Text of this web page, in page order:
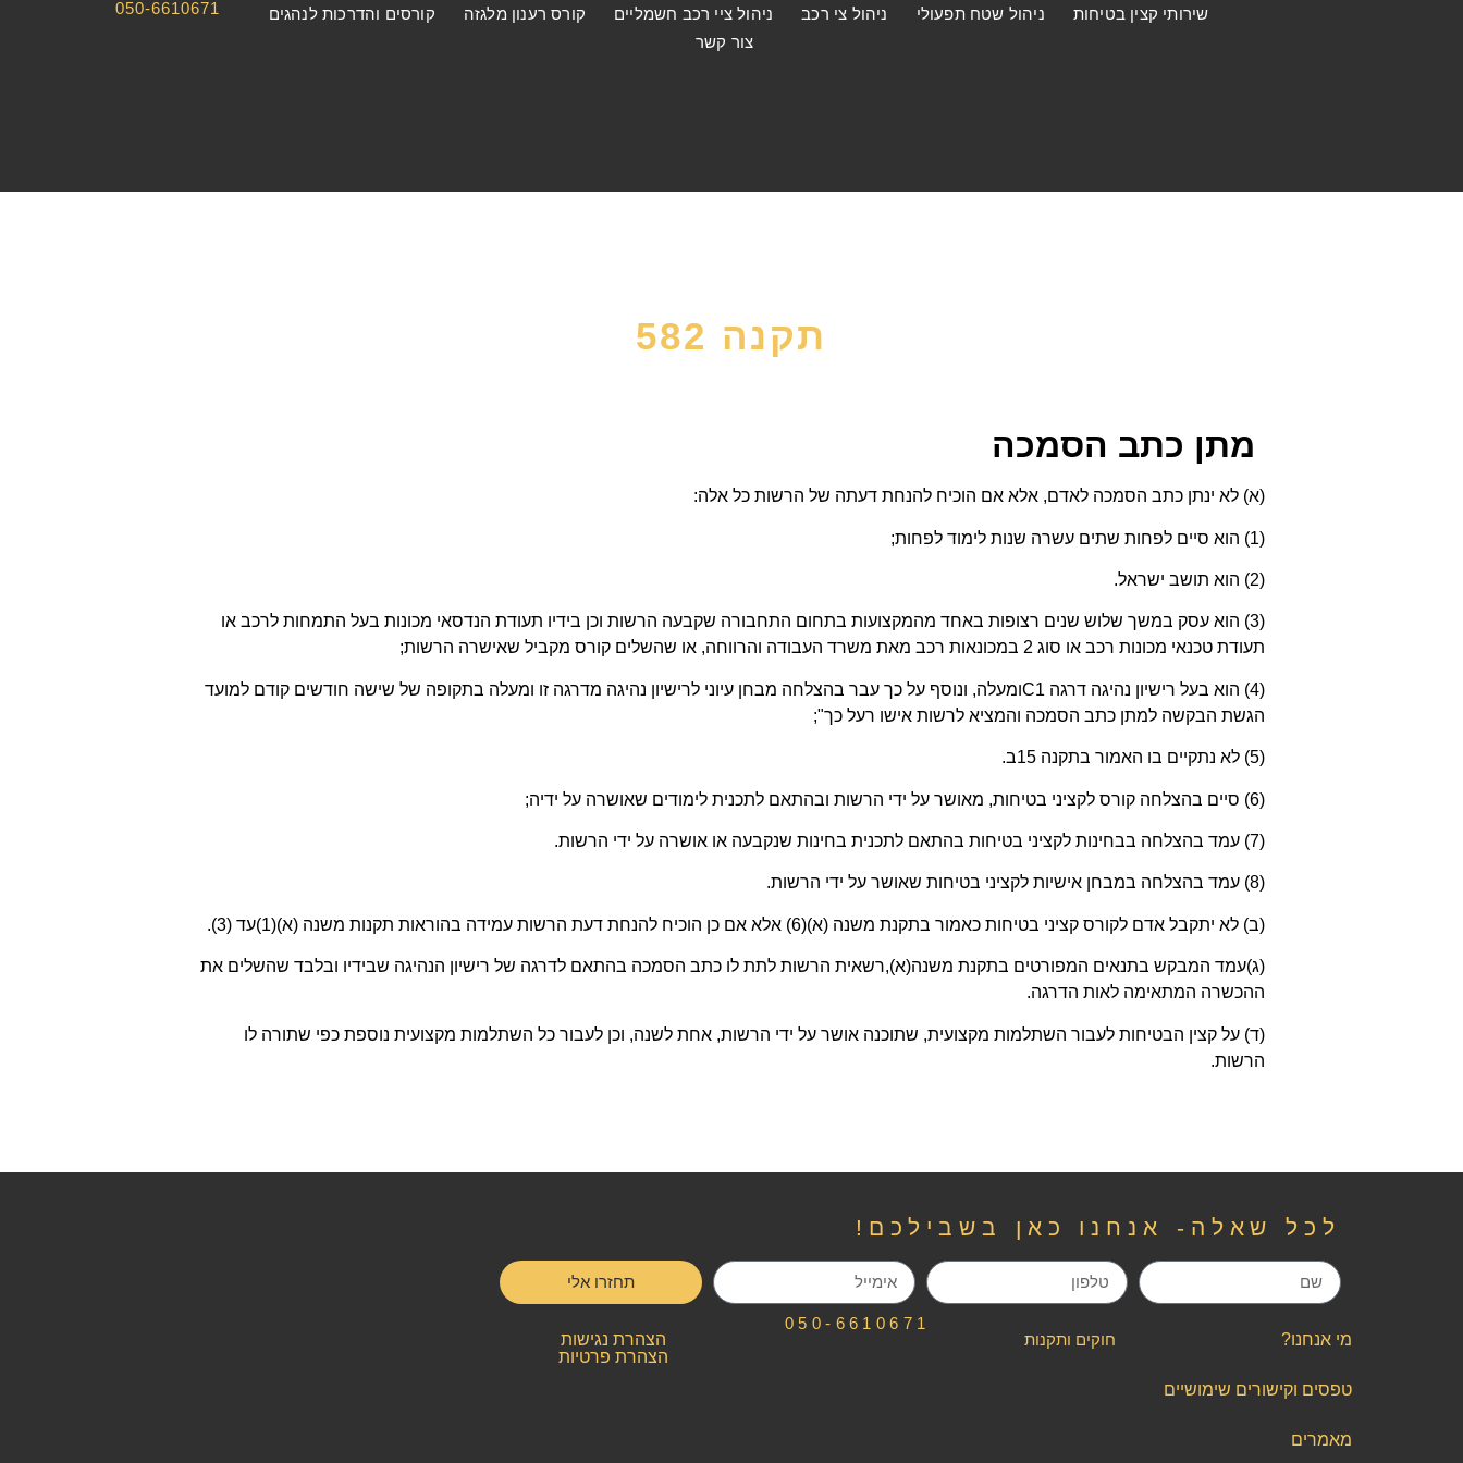
שירותי קצין בטיחות ניהול שטח תפעולי ניהול צי רכב ניהול ציי רכב חשמליים קורס רענון מלגזה
קורסים והדרכות לנהגים
צור קשר
050-6610671
תקנה 582
מתן כתב הסמכה
(א) לא ינתן כתב הסמכה לאדם, אלא אם הוכיח להנחת דעתה של הרשות כל אלה:
(1) הוא סיים לפחות שתים עשרה שנות לימוד לפחות;
(2) הוא תושב ישראל.
(3) הוא עסק במשך שלוש שנים רצופות באחד מהמקצועות בתחום התחבורה שקבעה הרשות וכן בידיו תעודת הנדסאי מכונות בעל התמחות לרכב או
תעודת טכנאי מכונות רכב או סוג 2 במכונאות רכב מאת משרד העבודה והרווחה, או שהשלים קורס מקביל שאישרה הרשות;
(4) הוא בעל רישיון נהיגה דרגה C1ומעלה, ונוסף על כך עבר בהצלחה מבחן עיוני לרישיון נהיגה מדרגה זו ומעלה בתקופה של שישה חודשים קודם למועד
הגשת הבקשה למתן כתב הסמכה והמציא לרשות אישו רעל כך;"
(5) לא נתקיים בו האמור בתקנה 15ב.
(6) סיים בהצלחה קורס לקציני בטיחות, מאושר על ידי הרשות ובהתאם לתכנית לימודים שאושרה על ידיה;
(7) עמד בהצלחה בבחינות לקציני בטיחות בהתאם לתכנית בחינות שנקבעה או אושרה על ידי הרשות.
(8) עמד בהצלחה במבחן אישיות לקציני בטיחות שאושר על ידי הרשות.
)ב) לא יתקבל אדם לקורס קציני בטיחות כאמור בתקנת משנה)א)(6) אלא אם כן הוכיח להנחת דעת הרשות עמידה בהוראות תקנות משנה )א)(1)עד ( 3
).
)ג)עמד המבקש בתנאים המפורטים בתקנת משנה(א),רשאית הרשות לתת לו כתב הסמכה בהתאם לדרגה של רישיון הנהיגה שבידיו ובלבד שהשלים את
ההכשרה המתאימה לאות הדרגה.
)ד) על קצין הבטיחות לעבור השתלמות מקצועית, שתוכנה אושר על ידי הרשות, אחת לשנה, וכן לעבור כל השתלמות מקצועית נוספת כפי שתורה לו
הרשות.
לכל שאלה- אנחנו כאן בשבילכם!
תחזרו אלי
מי אנחנו?
טפסים וקישורים שימושיים
מאמרים
חוקים ותקנות
050-6610671
הצהרת נגישות
הצהרת פרטיות